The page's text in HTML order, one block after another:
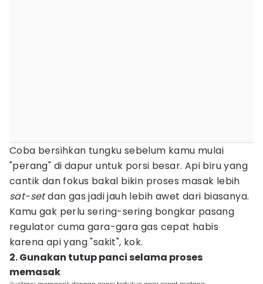
Coba bersihkan tungku sebelum kamu mulai
"perang" di dapur untuk porsi besar. Api biru yang
cantik dan fokus bakal bikin proses masak lebih
sat-setdan gas jadi jauh lebih awet dari biasanya.
Kamu gak perlu sering-sering bongkar pasang
regulator cuma gara-gara gas cepat habis
karena api yang "sakit", kok.
2. Gunakan tutup panci selama proses
memasak